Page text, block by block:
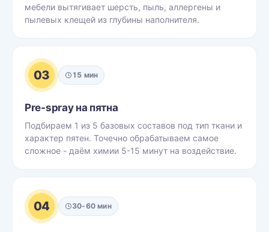
мебели вытягивает шерсть, пыль, аллергены и
пылевых клещей из глубины наполнителя.
03 15 мин
Pre-spray на пятна
Подбираем 1 из 5 базовых составов под тип ткани и
характер пятен. Точечно обрабатываем самое
сложное - даём химии 5-15 минут на воздействие.
04 30-60 мин